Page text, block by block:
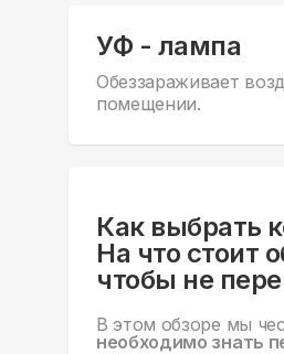
УФ - лампа
Обеззараживает
помещении.
Как выбрать
На что стоит
чтобы не
В этом обзоре мы
необходимо знать